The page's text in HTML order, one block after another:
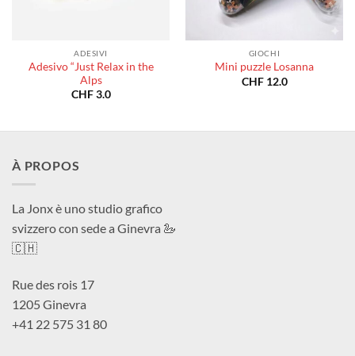
ADESIVI
Adesivo “Just Relax in the
Alps
CHF3.0
GIOCHI
Mini puzzle Losanna
CHF12.0
À PROPOS
La Jonx è uno studio grafico
svizzero con sede a Ginevra 🦢
🇨🇭
Rue des rois 17
1205 Ginevra
+41 22 575 31 80